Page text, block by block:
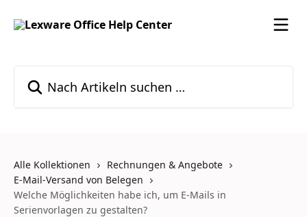
Alle Kollektionen
Rechnungen & Angebote
E-Mail-Versand von Belegen
Welche Möglichkeiten habe ich, um E-Mails in
Serienvorlagen zu gestalten?